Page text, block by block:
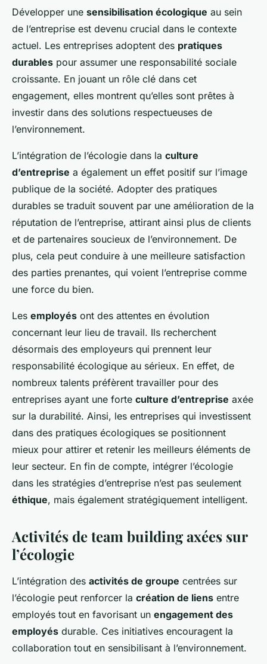
Développer une sensibilisation écologique au sein
de l’entreprise est devenu crucial dans le contexte
actuel. Les entreprises adoptent des pratiques
durables pour assumer une responsabilité sociale
croissante. En jouant un rôle clé dans cet
engagement, elles montrent qu’elles sont prêtes à
investir dans des solutions respectueuses de
l’environnement.
L’intégration de l’écologie dans la culture
d’entreprise a également un effet positif sur l’image
publique de la société. Adopter des pratiques
durables se traduit souvent par une amélioration de la
réputation de l’entreprise, attirant ainsi plus de clients
et de partenaires soucieux de l’environnement. De
plus, cela peut conduire à une meilleure satisfaction
des parties prenantes, qui voient l’entreprise comme
une force du bien.
Les employés ont des attentes en évolution
concernant leur lieu de travail. Ils recherchent
désormais des employeurs qui prennent leur
responsabilité écologique au sérieux. En effet, de
nombreux talents préfèrent travailler pour des
entreprises ayant une forte culture d’entreprise axée
sur la durabilité. Ainsi, les entreprises qui investissent
dans des pratiques écologiques se positionnent
mieux pour attirer et retenir les meilleurs éléments de
leur secteur. En fin de compte, intégrer l’écologie
dans les stratégies d’entreprise n’est pas seulement
éthique, mais également stratégiquement intelligent.
Activités de team building axées sur
l’écologie
L’intégration des activités de groupe centrées sur
l’écologie peut renforcer la création de liens entre
employés tout en favorisant un engagement des
employés durable. Ces initiatives encouragent la
collaboration tout en sensibilisant à l’environnement.